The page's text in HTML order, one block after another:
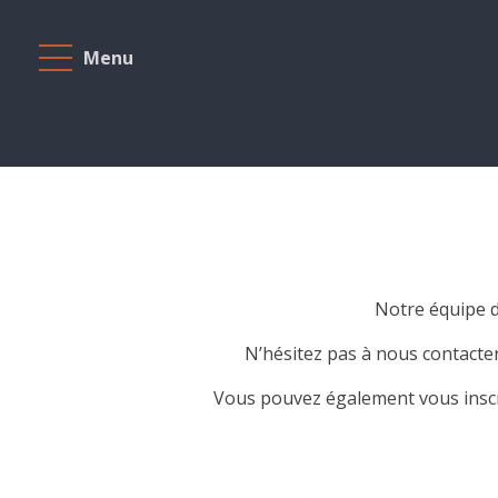
MenuAccueil
Notre équipe
N’hésitez pas à nous
Vous pouvez également vous